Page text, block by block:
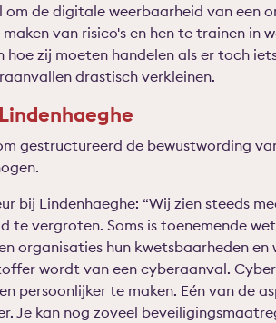
om de digitale weerbaarheid van een
van risico's en hen te trainen in
hoe zij moeten handelen als er toch
drastisch verkleinen.
gestructureerd de bewustwording
bij Lindenhaeghe: “Wij zien steeds
te vergroten. Soms is toenemende
organisaties hun kwetsbaarheden en
wordt van een cyberaanval.
persoonlijker te maken. Eén van de
Je kan nog zoveel